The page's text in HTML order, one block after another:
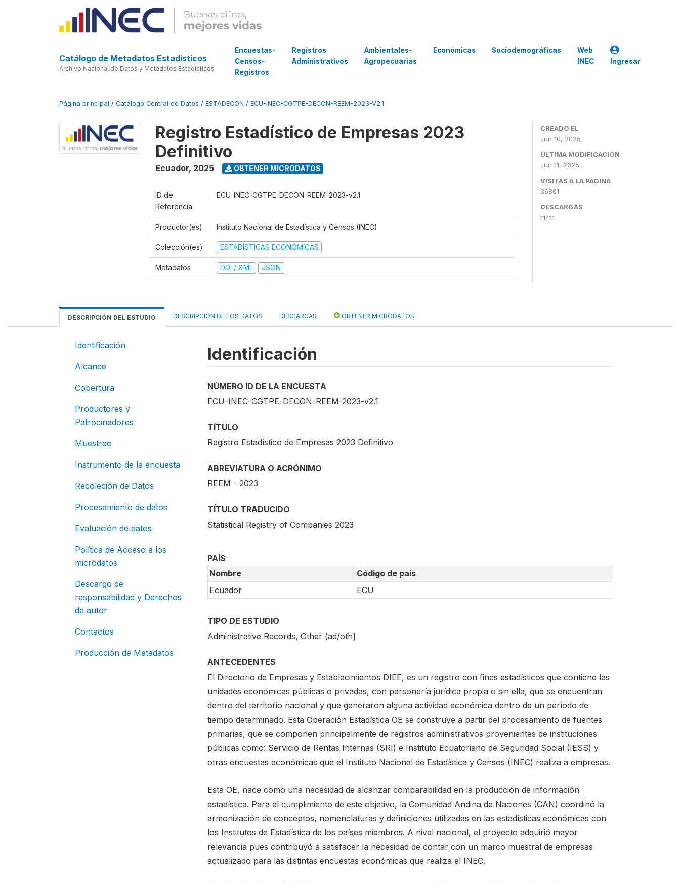
Catálogo de Metadatos Estadísticos
Archivo Nacional de Datos y Metadatos Estadísticos
Encuestas-
Censos-
Registros
Registros
Administrativos
Ambientales-
Agropecuarias
Económicas Sociodemográficas
Web
INEC
Ingresar
Página principal / Catálogo Central de Datos / ESTADECON / ECU-INEC-CGTPE-DECON-REEM-2023-V2.1
Registro Estadístico de Empresas 2023
Definitivo
Ecuador, 2025 OBTENER MICRODATOS
ID de
Referencia
ECU-INEC-CGTPE-DECON-REEM-2023-v2.1
Productor(es) Instituto Nacional de Estadística y Censos (INEC)
Colección(es) ESTADÍSTICAS ECONÓMICAS
Metadatos DDI / XML JSON
CREADO EL
Jun 10, 2025
ÚLTIMA MODIFICACIÓN
Jun 11, 2025
VISITAS A LA PÁGINA
36801
DESCARGAS
11411
DESCRIPCIÓN DEL ESTUDIO DESCRIPCIÓN DE LOS DATOS DESCARGAS OBTENER MICRODATOS
Identificación
Alcance
Cobertura
Productores y
Patrocinadores
Muestreo
Instrumento de la encuesta
Recoleción de Datos
Procesamiento de datos
Evaluación de datos
Política de Acceso a los
microdatos
Descargo de
responsabilidad y Derechos
de autor
Contactos
Producción de Metadatos
Identificación
NÚMERO ID DE LA ENCUESTA
ECU-INEC-CGTPE-DECON-REEM-2023-v2.1
TÍTULO
Registro Estadístico de Empresas 2023 Definitivo
ABREVIATURA O ACRÓNIMO
REEM - 2023
TÍTULO TRADUCIDO
Statistical Registry of Companies 2023
PAÍS
Nombre
Código de país
Ecuador
ECU
TIPO DE ESTUDIO
Administrative Records, Other (ad/oth]
ANTECEDENTES
El Directorio de Empresas y Establecimientos DIEE, es un registro con fines estadísticos que contiene las
unidades económicas públicas o privadas, con personería jurídica propia o sin ella, que se encuentran
dentro del territorio nacional y que generaron alguna actividad económica dentro de un período de
tiempo determinado. Esta Operación Estadística OE se construye a partir del procesamiento de fuentes
primarias, que se componen principalmente de registros administrativos provenientes de instituciones
públicas como: Servicio de Rentas Internas (SRI) e Instituto Ecuatoriano de Seguridad Social (IESS) y
otras encuestas económicas que el Instituto Nacional de Estadística y Censos (INEC) realiza a empresas.
Esta OE, nace como una necesidad de alcanzar comparabilidad en la producción de información
estadística. Para el cumplimiento de este objetivo, la Comunidad Andina de Naciones (CAN) coordinó la
armonización de conceptos, nomenclaturas y definiciones utilizadas en las estadísticas económicas con
los Institutos de Estadística de los países miembros. A nivel nacional, el proyecto adquirió mayor
relevancia pues contribuyó a satisfacer la necesidad de contar con un marco muestral de empresas
actualizado para las distintas encuestas económicas que realiza el INEC.